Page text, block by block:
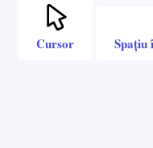
Cursor Spațiu